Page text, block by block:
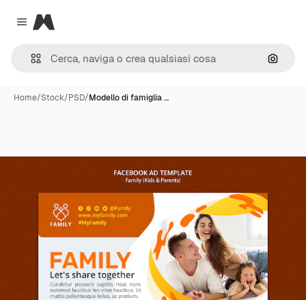
Close menu
Magnific
Cerca
Home/Stock/PSD/Modello di famiglia …